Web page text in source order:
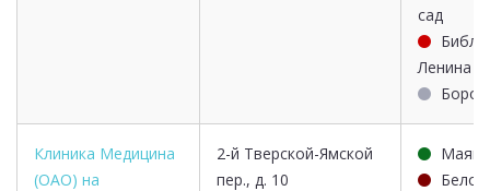
сад
Ленина
Клиника Медицина
(ОАО) на
2-й Тверской-Ямской
пер., д. 10